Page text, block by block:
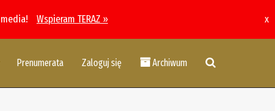
Wspieram TERAZ » x
Prenumerata Zaloguj się Archiwum